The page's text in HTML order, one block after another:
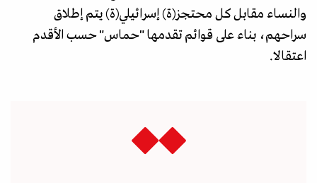
والنساء مقابل كل محتجز(ة) إسرائيلي(ة) يتم إطلاق
سراحهم، بناء على قوائم تقدمها "حماس" حسب الأقدم
اعتقالا.